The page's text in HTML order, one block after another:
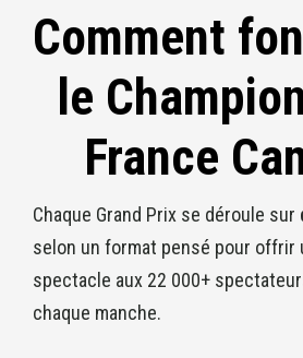
Comment
le
France
Chaque Grand Prix se déroule sur
selon un format pensé pour offrir
spectacle aux 22 000+
chaque manche.